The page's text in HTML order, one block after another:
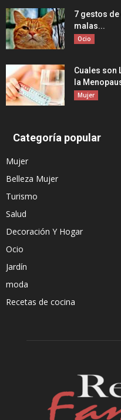
7 gestos
malas...
Ocio
Cuales son
la
Mujer
Categoría popular
Mujer
Belleza Mujer
Turismo
Salud
Decoración Y Hogar
Ocio
Jardín
moda
Recetas de cocina